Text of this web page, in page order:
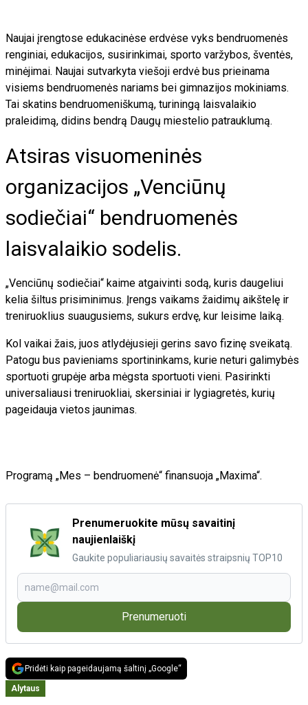
Naujai įrengtose edukacinėse erdvėse vyks bendruomenės
renginiai, edukacijos, susirinkimai, sporto varžybos, šventės,
minėjimai. Naujai sutvarkyta viešoji erdvė bus prieinama
visiems bendruomenės nariams bei gimnazijos mokiniams.
Tai skatins bendruomeniškumą, turiningą laisvalaikio
praleidimą, didins bendrą Daugų miestelio patrauklumą.
Atsiras visuomeninės
organizacijos „Venciūnų
sodiečiai“ bendruomenės
laisvalaikio sodelis.
„Venciūnų sodiečiai“ kaime atgaivinti sodą, kuris daugeliui
kelia šiltus prisiminimus. Įrengs vaikams žaidimų aikštelę ir
treniruoklius suaugusiems, sukurs erdvę, kur leisime laiką.
Kol vaikai žais, juos atlydėjusieji gerins savo fizinę sveikatą.
Patogu bus pavieniams sportininkams, kurie neturi galimybės
sportuoti grupėje arba mėgsta sportuoti vieni. Pasirinkti
universaliausi treniruokliai, skersiniai ir lygiagretės, kurių
pageidauja vietos jaunimas.
Programą „Mes – bendruomenė“ finansuoja „Maxima“.
Prenumeruokite mūsų savaitinį
naujienlaiškį
Gaukite populiariausių savaitės straipsnių TOP10
Prenumeruoti
Pridėti kaip pageidaujamą šaltinį „Google“
Alytaus